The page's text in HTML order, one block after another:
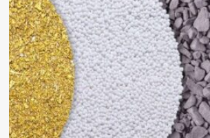
створення
капсульного
гардероба
для
дитини